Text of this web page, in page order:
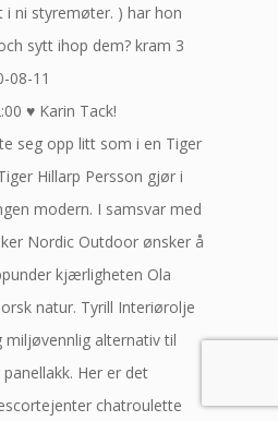
i ni styremøter. ) har hon
sytt ihop dem? kram 3
08-11
♥ Karin Tack!
seg opp litt som i en Tiger
Hillarp Persson gjør i
modern. I samsvar med
Nordic Outdoor ønsker å
kjærligheten Ola
natur. Tyrill Interiørolje
alternativ til
Her er det
chatroulette